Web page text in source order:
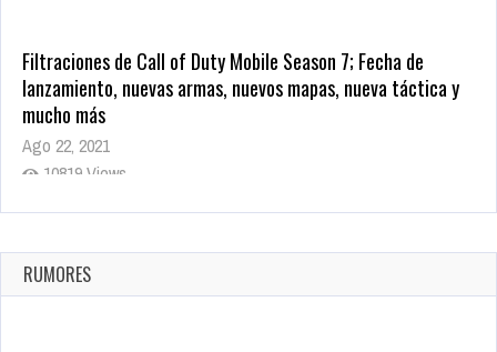
Filtraciones de Call of Duty Mobile Season 7; Fecha de
lanzamiento, nuevas armas, nuevos mapas, nueva táctica y
mucho más
Ago 22, 2021
10819 Views
La configuración de Call of Duty 2021 aparentemente ya fue
Ago 8, 2021
10004 Views
RUMORES